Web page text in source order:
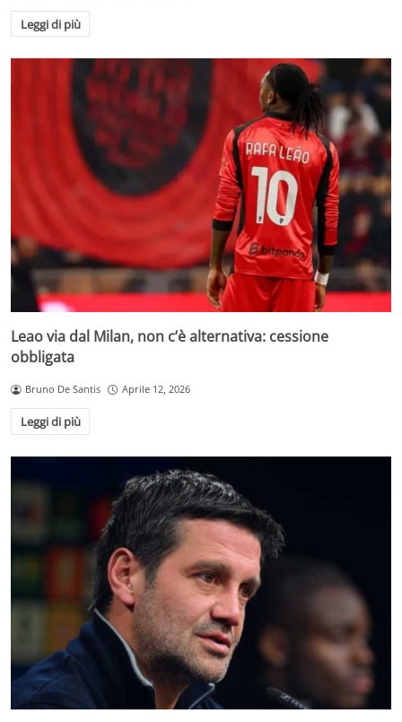
Leggi di più
Leao via dal Milan, non c’è alternativa: cessione
obbligata
Bruno De Santis Aprile 12, 2026
Leggi di più